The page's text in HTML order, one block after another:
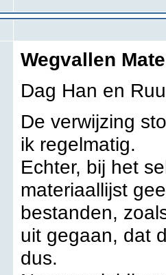
Wegvallen
Dag Han en
De verwijzing
ik regelmatig.
Echter, bij het
materiaallijst
bestanden,
uit gegaan, dat
dus.